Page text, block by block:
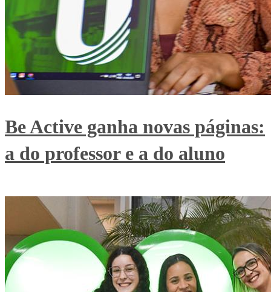
Be Active ganha novas páginas:
a do professor e a do aluno